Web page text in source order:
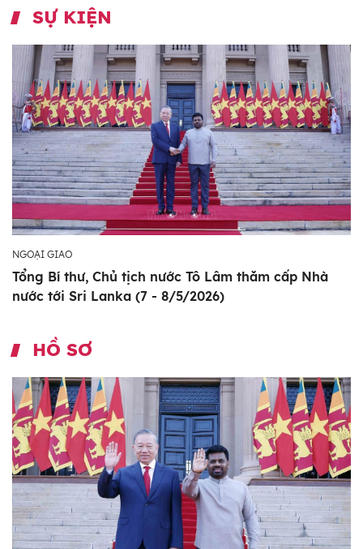
SỰ KIỆN
NGOẠI GIAO
Tổng Bí thư, Chủ tịch nước Tô Lâm thăm cấp Nhà
nước tới Sri Lanka (7 - 8/5/2026)
HỒ SƠ